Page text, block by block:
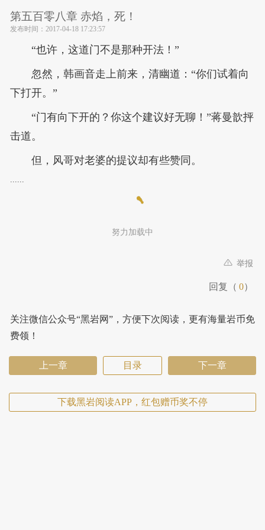
第五百零八章 赤焰，死！
发布时间： 2017-04-18 17:23:57
“也许，这道门不是那种开法！”
忽然，韩画音走上前来，清幽道：“你们试着向
下打开。”
“门有向下开的？你这个建议好无聊！”蒋曼歆抨
击道。
但，风哥对老婆的提议却有些赞同。
......
努力加载中
举报
回复（ 0）
关注微信公众号“黑岩网”，方便下次阅读，更有海量岩币免
费领！
上一章 目录 下一章
下载黑岩阅读APP，红包赠币奖不停